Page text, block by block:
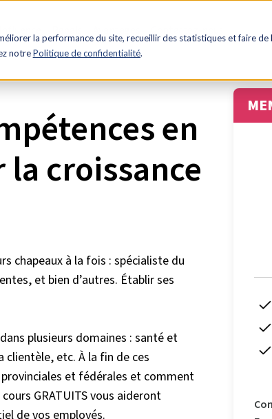
la performance du site, recueillir des statistiques et faire de
notrePolitique de confidentialité.
en
la croissance
chapeaux à la fois : spécialiste du
et bien d’autres. Établir ses
plusieurs domaines : santé et
etc. À la fin de ces
et fédérales et comment
GRATUITS vous aideront
de vos employés.